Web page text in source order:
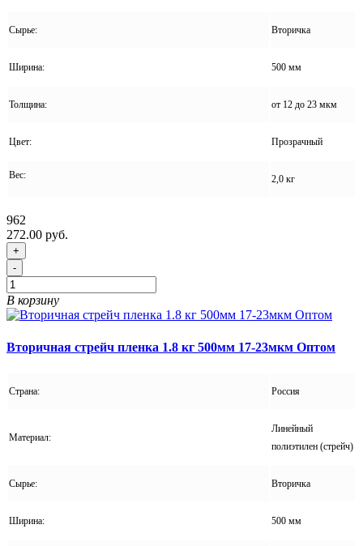
Сырье: Вторичка
Ширина: 500 мм
Толщина: от 12 до 23 мкм
Цвет: Прозрачный
Вес: 2,0 кг
962
272.00 руб.
+
-
В корзину
Вторичная стрейч пленка 1.8 кг 500мм 17-23мкм Оптом
Страна: Россия
Материал:
Линейный
полиэтилен (стрейч)
Сырье: Вторичка
Ширина: 500 мм